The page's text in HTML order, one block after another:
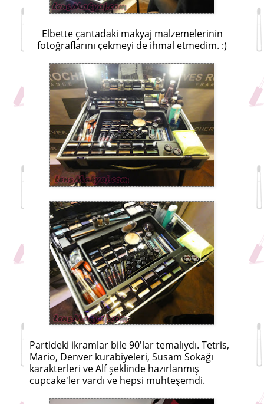
Elbette çantadaki makyaj malzemelerinin
fotoğraflarını çekmeyi de ihmal etmedim. :)
Partideki ikramlar bile 90'lar temalıydı. Tetris,
Mario, Denver kurabiyeleri, Susam Sokağı
karakterleri ve Alf şeklinde hazırlanmış
cupcake'ler vardı ve hepsi muhteşemdi.